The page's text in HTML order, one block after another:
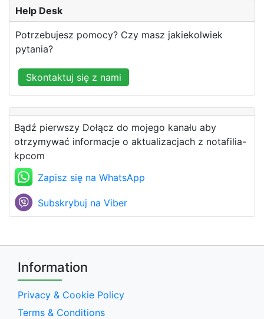
Help Desk
Potrzebujesz pomocy? Czy masz jakiekolwiek
pytania?
Skontaktuj się z nami
Bądź pierwszy Dołącz do mojego kanału aby
otrzymywać informacje o aktualizacjach z notafilia-
kpcom
Zapisz się na WhatsApp
Subskrybuj na Viber
Information
Privacy & Cookie Policy
Terms & Conditions